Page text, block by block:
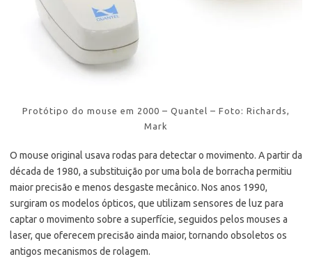
Protótipo do mouse em 2000 – Quantel – Foto: Richards,
Mark
O mouse original usava rodas para detectar o movimento. A partir da
década de 1980, a substituição por uma bola de borracha permitiu
maior precisão e menos desgaste mecânico. Nos anos 1990,
surgiram os modelos ópticos, que utilizam sensores de luz para
captar o movimento sobre a superfície, seguidos pelos mouses a
laser, que oferecem precisão ainda maior, tornando obsoletos os
antigos mecanismos de rolagem.